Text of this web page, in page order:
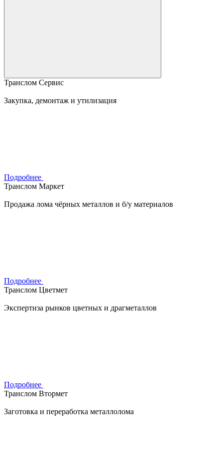
Транслом Сервис
Закупка, демонтаж и утилизация
Подробнее
Транслом Маркет
Продажа лома чёрных металлов и б/у материалов
Подробнее
Транслом Цветмет
Экспертиза рынков цветных и драгметаллов
Подробнее
Транслом Втормет
Заготовка и переработка металлолома